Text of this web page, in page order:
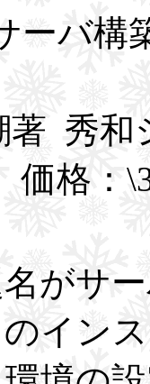
サーバ
著 秀
価格：
がサ
のイン